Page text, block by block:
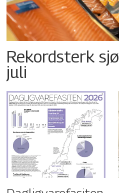
Rekordsterk
juli